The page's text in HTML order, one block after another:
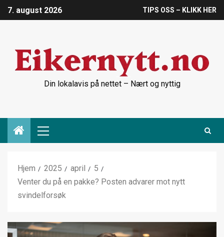
7. august 2026 TIPS OSS – KLIKK HER
Din lokalavis på nettet – Nært og nyttig
Hjem 2025 april
5
Venter du på en pakke? Posten advarer mot nytt
svindelforsøk